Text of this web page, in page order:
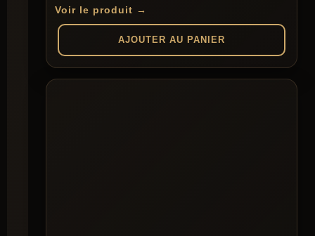
Voir le produit →
AJOUTER AU PANIER